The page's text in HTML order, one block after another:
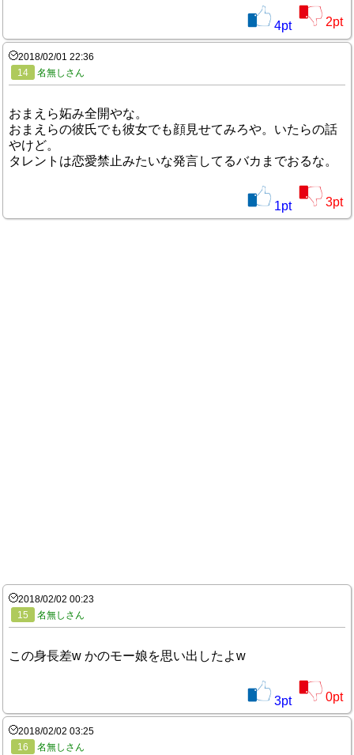
4pt 2pt
2018/02/01 22:36
14
名無しさん
おまえら妬み全開やな。
おまえらの彼氏でも彼女でも顔見せてみろや。いたらの話
やけど。
タレントは恋愛禁止みたいな発言してるバカまでおるな。
1pt 3pt
2018/02/02 00:23
15
名無しさん
この身長差w かのモー娘を思い出したよw
3pt 0pt
2018/02/02 03:25
16
名無しさん